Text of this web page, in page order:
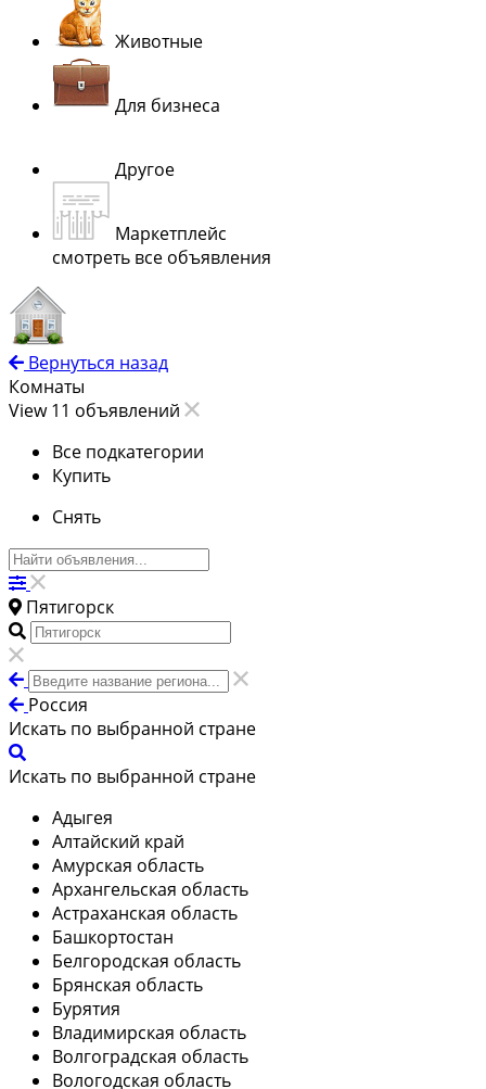
Животные
Для бизнеса
Другое
Маркетплейс
смотреть все объявления
Вернуться назад
Комнаты
View 11 объявлений
Все подкатегории
Купить
Снять
Пятигорск
Россия
Искать по выбранной стране
Искать по выбранной стране
Адыгея
Алтайский край
Амурская область
Архангельская область
Астраханская область
Башкортостан
Белгородская область
Брянская область
Бурятия
Владимирская область
Волгоградская область
Вологодская область